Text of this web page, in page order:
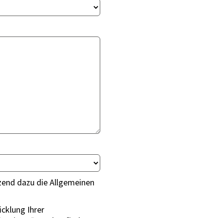
dazu die Allgemeinen
Ihrer